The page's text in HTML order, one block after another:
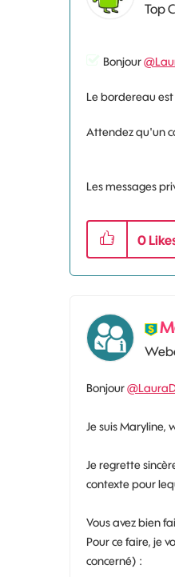
Top
Bonjour
Le bordereau
Attendez qu'un
Les messages
0
Bonjour
Je suis Maryline,
Je regrette
contexte pour
Vous avez bien
Pour ce faire, je
concerné) :